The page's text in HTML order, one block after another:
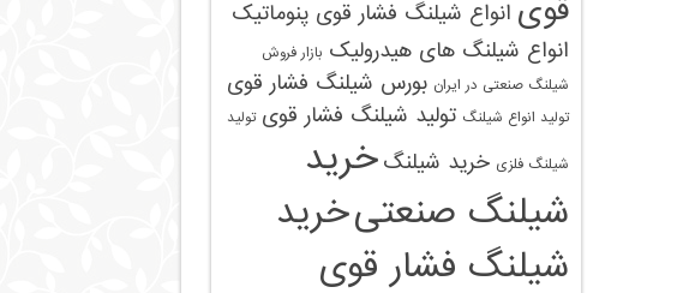
قوی انواع شیلنگ فشار قوی پنوماتیک
انواع شیلنگ های هیدرولیک بازار فروش
شیلنگ صنعتی در ایران بورس شیلنگ فشار قوی
تولید انواع شیلنگ تولید شیلنگ فشار قوی تولید
شیلنگ‌ فلزی خرید شیلنگ خرید
شیلنگ صنعتیخرید
شیلنگ فشار قوی